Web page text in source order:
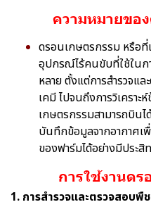
ความหมายขอ
ดรอนเกษตรกรรม หรือที่
อุปกรณ์ไร้คนขับที่ใช้ในก
หลาย ตั้งแต่การสำรวจแ
เคมี ไปจนถึงการวิเครา
เกษตรกรรมสามารถบิน
บันทึกข้อมูลจากอากาศเ
ของฟาร์มได้อย่างมีประสิ
การใช้งานดร
1. การสำรวจและตรวจสอบพื